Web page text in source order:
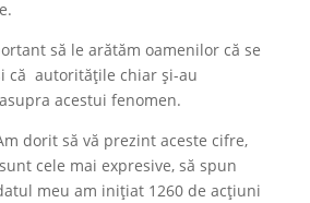
să le arătăm oamenilor că se
că autoritățile chiar și-au
acestui fenomen.
dorit să vă prezint aceste cifre,
cele mai expresive, să spun
meu am inițiat 1260 de acțiuni